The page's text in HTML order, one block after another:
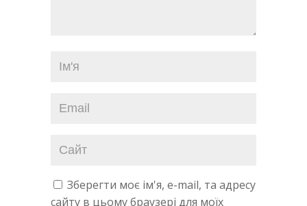
Зберегти моє ім'я, e-mail, та адресу
сайту в цьому браузері для моїх